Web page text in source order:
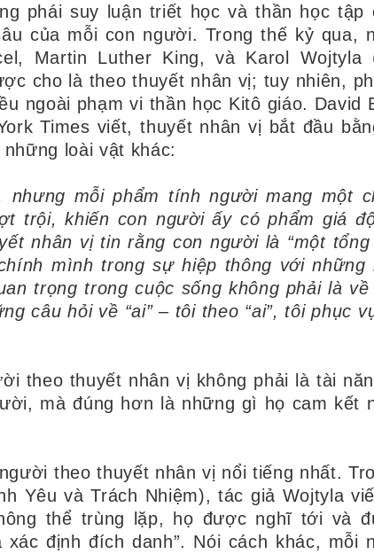
phái suy luận triết học và thần học tập
của mỗi con người. Trong thế kỷ qua,
Martin Luther King, và Karol Wojtyla
cho là theo thuyết nhân vị; tuy nhiên,
ngoài phạm vi thần học Kitô giáo. David
Times viết, thuyết nhân vị bắt đầu
loài vật khác:
nhưng mỗi phẩm tính người mang một
trội, khiến con người ấy có phẩm giá
nhân vị tin rằng con người là “một tổng
mình trong sự hiệp thông với những
trọng trong cuộc sống không phải là về
câu hỏi về “ai” – tôi theo “ai”, tôi phục
theo thuyết nhân vị không phải là tài
mà đúng hơn là những gì họ cam kết
theo thuyết nhân vị nổi tiếng nhất.
Yêu và Trách Nhiệm), tác giả Wojtyla
thể trùng lặp, họ được nghĩ tới và
định đích danh”. Nói cách khác, mỗi